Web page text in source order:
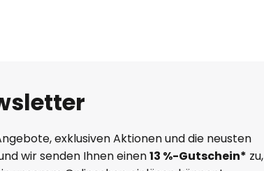
exklusiven Aktionen und die neusten
wir senden Ihnen einen13 %-Gutschein* zu,